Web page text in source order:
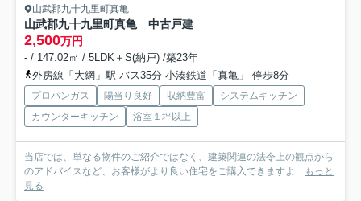
山武郡九十九里町真亀
山武郡九十九里町真亀 中古戸建
2,500万円
- / 147.02㎡ / 5LDK＋S(納戸) /築23年
外房線「大網」駅 バス35分 小湊鉄道「真亀」 停歩8分
プロパンガス 陽当り良好 収納豊富
システムキッチン
カウンターキッチン
浴室１坪以上
当店では、単なる物件のご紹介ではなく、建築関連の法令上の観点から
のアドバイスなど、お客様がより良い住宅をご購入できますよ...
もっと
見る